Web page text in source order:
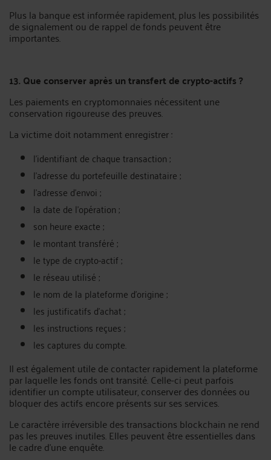
Plus la banque est informée rapidement, plus les possibilités
de signalement ou de rappel de fonds peuvent être
importantes.
13. Que conserver après un transfert de crypto-actifs ?
Les paiements en cryptomonnaies nécessitent une
conservation rigoureuse des preuves.
La victime doit notamment enregistrer :
l’identifiant de chaque transaction ;
l’adresse du portefeuille destinataire ;
l’adresse d’envoi ;
la date de l’opération ;
son heure exacte ;
le montant transféré ;
le type de crypto-actif ;
le réseau utilisé ;
le nom de la plateforme d’origine ;
les justificatifs d’achat ;
les instructions reçues ;
les captures du compte.
Il est également utile de contacter rapidement la plateforme
par laquelle les fonds ont transité. Celle-ci peut parfois
identifier un compte utilisateur, conserver des données ou
bloquer des actifs encore présents sur ses services.
Le caractère irréversible des transactions blockchain ne rend
pas les preuves inutiles. Elles peuvent être essentielles dans
le cadre d’une enquête.